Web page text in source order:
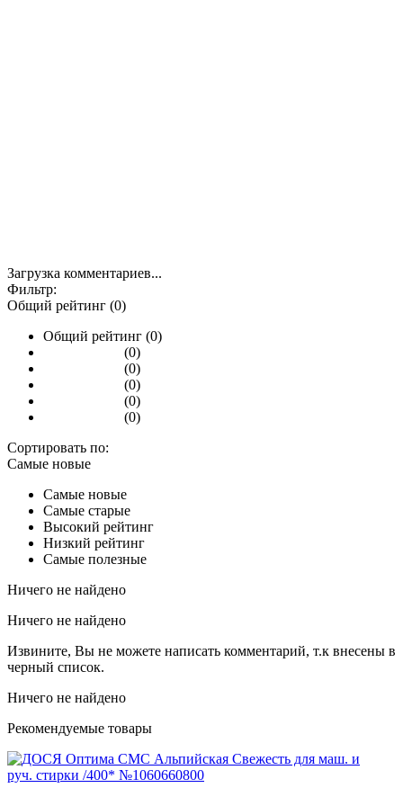
Загрузка комментариев...
Фильтр:
Общий рейтинг (0)
Общий рейтинг (0)
(0)
(0)
(0)
(0)
(0)
Сортировать по:
Самые новые
Самые новые
Самые старые
Высокий рейтинг
Низкий рейтинг
Самые полезные
Ничего не найдено
Ничего не найдено
Извините, Вы не можете написать комментарий, т.к внесены в
черный список.
Ничего не найдено
Рекомендуемые товары